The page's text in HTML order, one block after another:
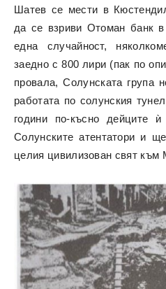
Шатев се мести в
да се взриви Отоман банк
една случайност,
заедно с 800 лири (пак по
провала, Солунската група
работата по солунския
години по-късно дейците
Солунските атентатори и
целия цивилизован свят към